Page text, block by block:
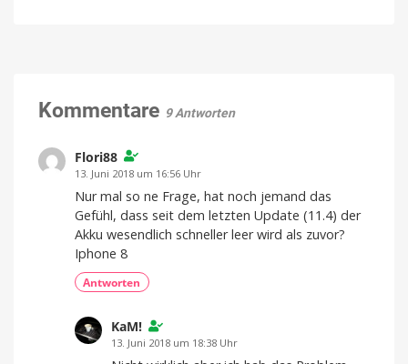
Kommentare 9 Antworten
Flori88
13. Juni 2018 um 16:56 Uhr
Nur mal so ne Frage, hat noch jemand das
Gefühl, dass seit dem letzten Update (11.4) der
Akku wesendlich schneller leer wird als zuvor?
Iphone 8
Antworten
KaM!
13. Juni 2018 um 18:38 Uhr